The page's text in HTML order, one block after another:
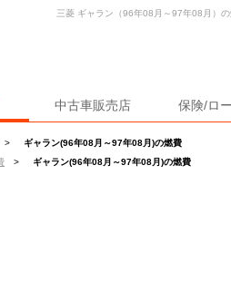
中古車販売店 保険/ロ
>
ギャラン(96年08月～97年08月)の燃費
> ギャラン(96年08月～97年08月)の燃費
三菱 ギャラン（96年08月～97年08月）